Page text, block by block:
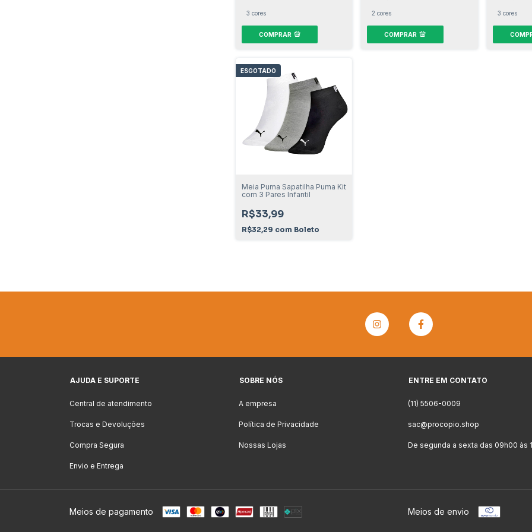
3 cores
COMPRAR
2 cores
COMPRAR
3 cores
ESGOTADO
Meia Puma Sapatilha Puma Kit
com 3 Pares Infantil
R$33,99
R$32,29 com Boleto
AJUDA E SUPORTE
Central de atendimento
Trocas e Devoluções
Compra Segura
Envio e Entrega
SOBRE NÓS
A empresa
Política de Privacidade
Nossas Lojas
ENTRE EM CONTATO
(11) 5506-0009
sac@procopio.shop
De segunda a sexta das 09h00 às
Meios de pagamento Meios de envio